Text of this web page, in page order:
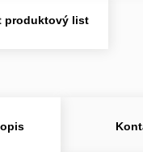
produktový list